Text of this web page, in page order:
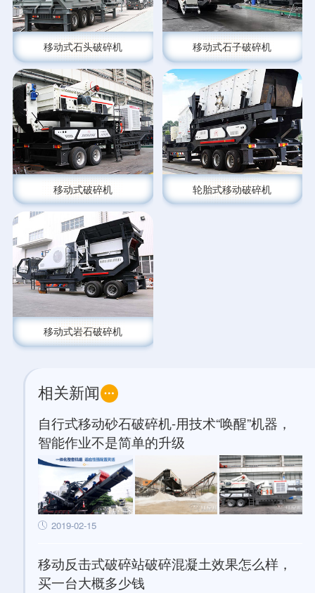
移动式石头破碎机 移动式石子破碎机
移动式破碎机 轮胎式移动破碎机
移动式岩石破碎机
相关新闻
自行式移动砂石破碎机-用技术“唤醒”机器，
智能作业不是简单的升级
2019-02-15
移动反击式破碎站破碎混凝土效果怎么样，
买一台大概多少钱